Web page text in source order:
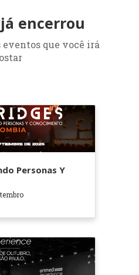
encerrou
eventos que você irá
Personas Y